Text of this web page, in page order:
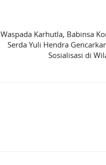
Waspada Karhutla, Babinsa
Serda Yuli Hendra
Sosialisasi di